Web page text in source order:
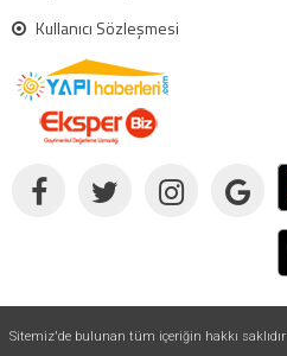
Kullanıcı Sözleşmesi
Sitemiz'de bulunan tüm içeriğin hakkı saklıdır